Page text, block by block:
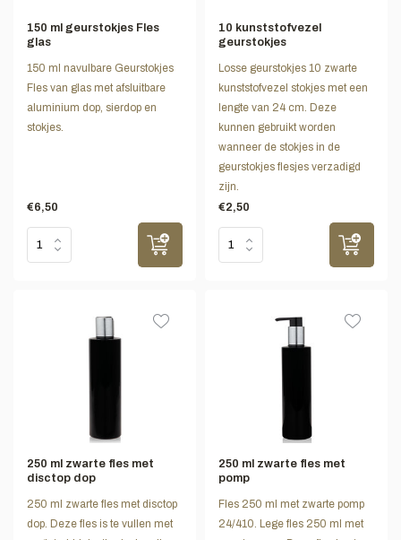
150 ml geurstokjes Fles
glas
150 ml navulbare Geurstokjes
Fles van glas met afsluitbare
aluminium dop, sierdop en
stokjes.
€6,50
10 kunststofvezel
geurstokjes
Losse geurstokjes 10 zwarte
kunststofvezel stokjes met een
lengte van 24 cm. Deze
kunnen gebruikt worden
wanneer de stokjes in de
geurstokjes flesjes verzadigd
zijn.
€2,50
250 ml zwarte fles met
disctop dop
250 ml zwarte fles met disctop
dop. Deze fles is te vullen met
250 ml zwarte fles met
pomp
Fles 250 ml met zwarte pomp
24/410. Lege fles 250 ml met